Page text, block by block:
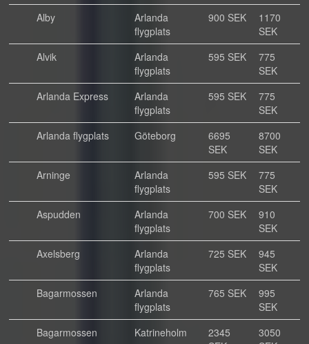
Alby
Arlanda
flygplats
900 SEK
1170
SEK
Alvik
Arlanda
flygplats
595 SEK
775
SEK
Arlanda Express
Arlanda
flygplats
595 SEK
775
SEK
Arlanda flygplats
Göteborg
6695
SEK
8700
SEK
Arninge
Arlanda
flygplats
595 SEK
775
SEK
Aspudden
Arlanda
flygplats
700 SEK
910
SEK
Axelsberg
Arlanda
flygplats
725 SEK
945
SEK
Bagarmossen
Arlanda
flygplats
765 SEK
995
SEK
Bagarmossen
Katrineholm
2345
3050